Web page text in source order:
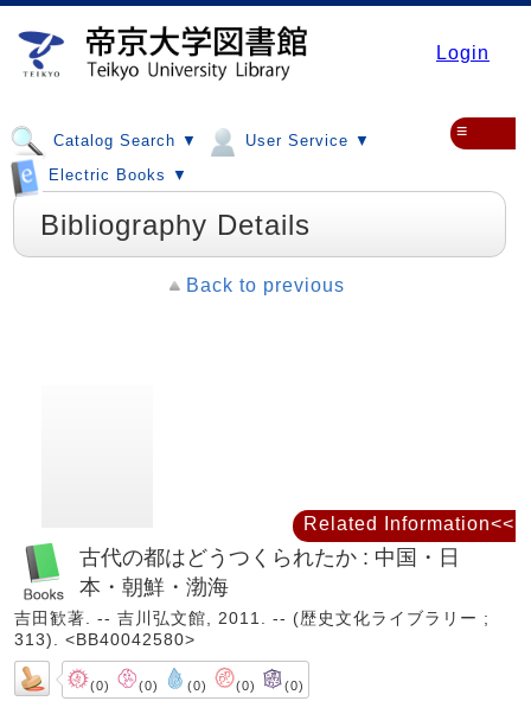
Login
Catalog Search ▼
User Service ▼
Electric Books ▼
≡
Bibliography Details
Back to previous
古代の都はどうつくられたか : 中国・日
本・朝鮮・渤海
吉田歓著. -- 吉川弘文館, 2011. -- (歴史文化ライブラリー ;
313). <BB40042580>
(0) (0) (0) (0) (0)
Related Information<<